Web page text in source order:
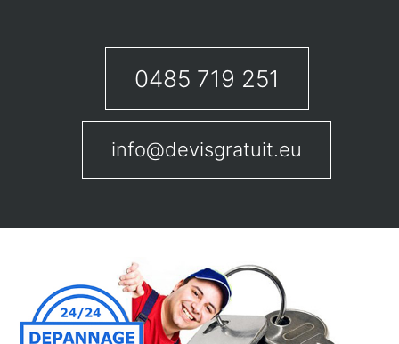
0485 719 251
info@devisgratuit.eu